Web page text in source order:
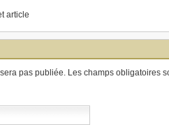
article
pas publiée. Les champs obligatoires